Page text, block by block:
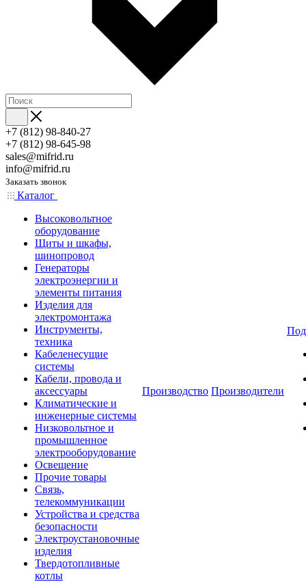
+7 (812) 98-840-27
+7 (812) 98-645-98
sales@mifrid.ru
info@mifrid.ru
Заказать звонок
Каталог
Высоковольтное
оборудование
Щиты и шкафы,
шинопровод
Генераторы
электроэнергии и
элементы питания
Изделия для
электромонтажа
Инструменты,
техника
Кабеленесущие
системы
Кабели, провода и
аксессуары
Климатические и
инженерные системы
Низковольтное и
промышленное
электрооборудование
Освещение
Прочие товары
Связь,
телекоммуникации
Устройства и средства
безопасности
Электроустановочные
изделия
Твердотопливные
котлы
Производство Производители